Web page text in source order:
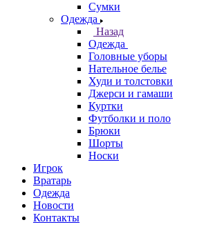
Сумки
Одежда
Назад
Одежда
Головные уборы
Нательное белье
Худи и толстовки
Джерси и гамаши
Куртки
Футболки и поло
Брюки
Шорты
Носки
Игрок
Вратарь
Одежда
Новости
Контакты